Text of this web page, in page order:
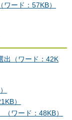
ード：57KB）
出（ワード：42K
）
ワード：48KB）